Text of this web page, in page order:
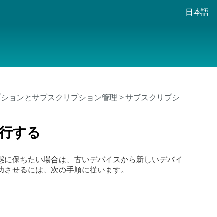
日本語
する
ョンとサブスクリプション管理 > サブスクリプシ
保ちたい場合は、古いデバイスから新しいデバイ
せるには、次の手順に従います。